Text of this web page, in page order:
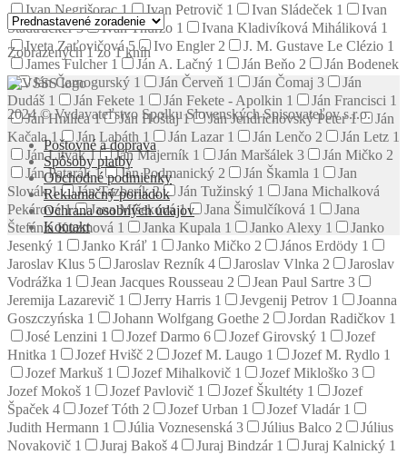
Ivan Negrišorac1 Ivan Petrovič 1 Ivan Sládeček 1
Ivan
Stadtrucker3 Ivan Thurzo 1 Ivana Kladivíková Miháliková 1
Iveta Zaťovičová5 Ivo Engler 2 J. M. Gustave Le Clézio 1
James Fulcher 1 Ján A. Lačný 1 Ján Beňo 2
Ján Bodenek
1
Ján Čarnogurský 1 Ján Červeň 1 Ján Čomaj 3
Ján
Dudáš 1 Ján Fekete 1 Ján Fekete - Apolkin 1 Ján Francisci 1
Ján Hnilica1 Ján Hoštaj1 Ján Jendrichovský Peter1
Ján
Kačala1 Ján Labáth 1 Ján Lazar 1 Ján Lenčo 2 Ján Letz 1
Ján Litvák1 Ján Majerník 1 Ján Maršálek 3 Ján Mičko 2
Ján Patarák1 Ján Podmanický 2 Ján Škamla 1
Jan
Slovák1 Ján Tazberík2 Ján Tužinský 1
Jana Michalková
Pekárová1 Jana Mišeková1 Jana Šimulčíková 1
Jana
Štefánia Kuzmová 1 Janka Kupala 1 Janko Alexy 1
Janko
Jesenký 1 Janko Kráľ 1 Janko Mičko 2 János Erdödy 1
Jaroslav Klus 5 Jaroslav Rezník 4 Jaroslav Vlnka 2
Jaroslav
Vodrážka 1 Jean Jacques Rousseau 2 Jean Paul Sartre 3
Jeremija Lazarevič 1 Jerry Harris 1 Jevgenij Petrov 1
Joanna
Goszczyńska 1 Johann Wolfgang Goethe 2 Jordan Radičkov 1
José Lenzini 1 Jozef Darmo 6 Jozef Girovský 1
Jozef
Hnitka 1 Jozef Hvišč 2 Jozef M. Laugo 1 Jozef M. Rydlo 1
Jozef Markuš 1 Jozef Mihalkovič 1 Jozef Mikloško 3
Jozef Mokoš 1 Jozef Pavlovič 1 Jozef Škultéty 1
Jozef
Špaček 4 Jozef Tóth 2 Jozef Urban 1 Jozef Vladár 1
Judith Hermann 1 Júlia Voznesenská 3 Július Balco 2
Július
Novakovič 1 Juraj Bakoš 4 Juraj Bindzár 1 Juraj Kalnický 1
Zobrazených 1 zo 1 kníh
2024 © Vydavateľstvo Spolku Slovenských Spisovateľov s.r.o.
Poštovné a doprava
Spôsoby platby
Obchodné podmienky
Reklamačný poriadok
Ochrana osobných údajov
Kontakt